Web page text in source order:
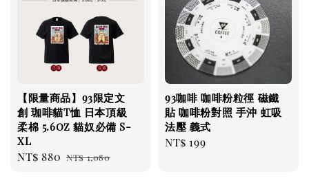
【限量商品】93限定文
創 珈啡貓T恤 日本頂級
柔棉 5.6oz 貓奴必備 S-
XL
Sale
NT$ 880 Regular
NT$ 1,080
93咖啡 咖啡粉粒徑 磁鐵
貼 咖啡粉對照 手沖 虹吸
法壓 義式
Regular
NT$ 199